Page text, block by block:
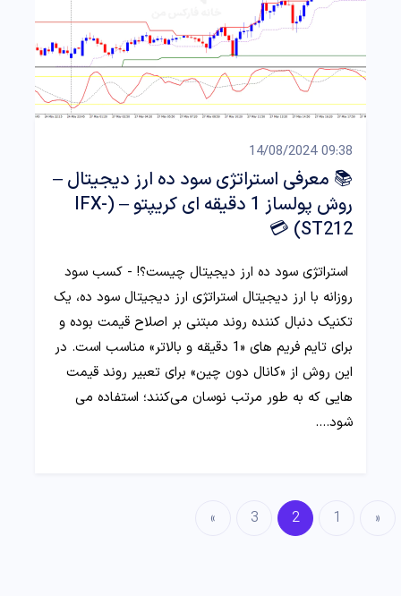
09:38 14/08/2024
📚 معرفی استراتژی سود ده ارز دیجیتال –
روش پولساز 1 دقیقه ای کریپتو – (IFX-
ST212) 💳
استراتژی سود ده ارز دیجیتال چیست؟! - کسب سود
روزانه با ارز دیجیتال استراتژی ارز دیجیتال سود ده، یک
تکنیک دنبال کننده روند مبتنی بر اصلاح قیمت بوده و
برای تایم فریم های «1 دقیقه و بالاتر» مناسب است. در
این روش از «کانال دون چین» برای تعبیر روند قیمت
هایی که به طور مرتب نوسان می‌کنند؛ استفاده می
شود.…
«
1
2
3
»